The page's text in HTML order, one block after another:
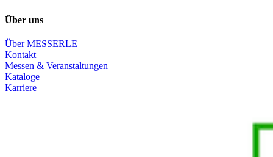
Über uns
Über MESSERLE
Kontakt
Messen & Veranstaltungen
Kataloge
Karriere